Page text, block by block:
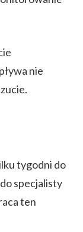
nie
tygodni do
specjalisty
ten